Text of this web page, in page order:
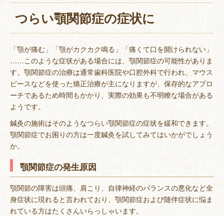
つらい顎関節症の症状に
「顎が痛む」「顎がカクカク鳴る」「痛くて口を開けられない」
……このような症状がある場合には、顎関節症の可能性がありま
す。顎関節症の治療は通常歯科医院や口腔外科で行われ、マウス
ピースなどを使った矯正治療が主になりますが、 保存的なアプロ
ーチであるため時間もかかり、実際の効果も不明瞭な場合がある
ようです。
鍼灸の施術はそのようなつらい顎関節症の症状を緩和できます。
顎関節症でお困りの方は一度鍼灸を試してみてはいかがでしょう
か。
顎関節症の発生原因
顎関節の障害は頭痛、肩こり、自律神経のバランスの悪化など全
身症状に現れると言われており、顎関節症および随伴症状に悩ま
れている方はたくさんいらっしゃいます。